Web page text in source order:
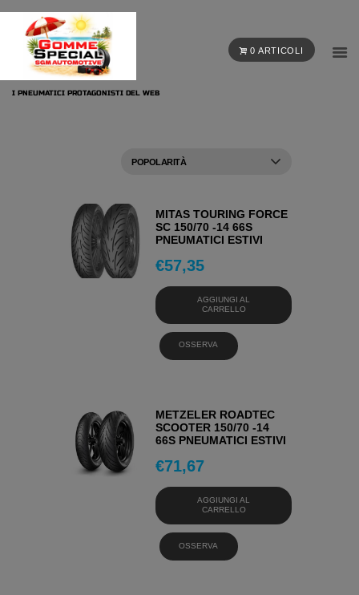
0 ARTICOLI
I PNEUMATICI PROTAGONISTI DEL WEB
MITAS TOURING FORCE
SC 150/70 -14 66S
PNEUMATICI ESTIVI
€57,35
AGGIUNGI AL
CARRELLO
OSSERVA
METZELER ROADTEC
SCOOTER 150/70 -14
66S PNEUMATICI ESTIVI
€71,67
AGGIUNGI AL
CARRELLO
OSSERVA